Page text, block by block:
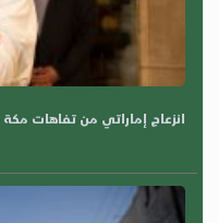
انزعاج إماراتي من تفاهات مكة